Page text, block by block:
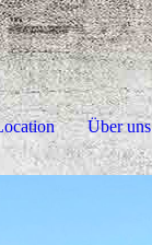
Über uns